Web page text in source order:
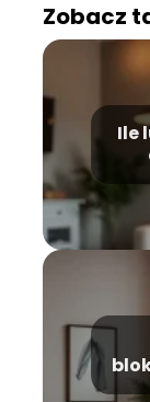
Zobacz
Ile